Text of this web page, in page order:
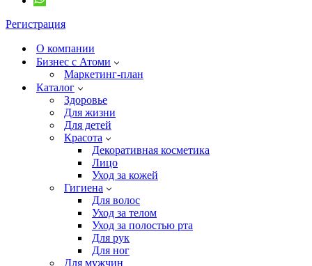
Регистрация
О компании
Бизнес с Атоми
Маркетинг-план
Каталог
Здоровье
Для жизни
Для детей
Красота
Декоративная косметика
Лицо
Уход за кожей
Гигиена
Для волос
Уход за телом
Уход за полостью рта
Для рук
Для ног
Для мужчин